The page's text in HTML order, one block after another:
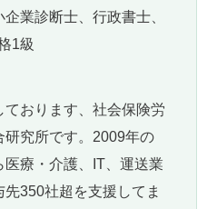
業診断士、行政書士、
1級
おります、社会保険労
研究所です。2009年の
療・介護、IT、運送業
350社超を支援してま